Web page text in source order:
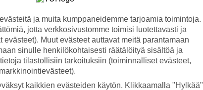
18°
18° 28
17° 21
19° 27
ja muita kumppaneidemme tarjoamia toimintoja.
jotta verkkosivustomme toimisi luotettavasti ja
evästeet). Muut evästeet auttavat meitä parantamaan
sinulle henkilökohtaisesti räätälöityä sisältöä ja
tilastollisiin tarkoituksiin (toiminnalliset evästeet,
kaikkien evästeiden käytön. Klikkaamalla "Hylkää"